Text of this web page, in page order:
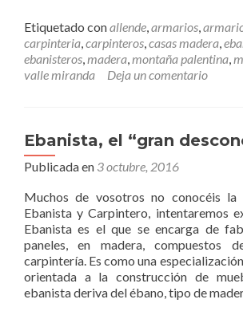
l
p
r
i
p
e
r
m
á
s
p
z
a
m
e
n
t
Etiquetado conallende,armarios,
carpinteria,carpinteros,casas madera,
ebanisteros,madera,montaña palentina,
valle miranda
Deja un comentario
Ebanista, el “gran
Publicada en 3 octubre, 2016
Muchos de vosotros no conocéis la
Ebanista y Carpintero, intentaremos
Ebanista es el que se encarga de
paneles, en madera, compuestos
carpintería. Es como una
orientada a la construcción de
ebanista deriva del ébano, tipo de